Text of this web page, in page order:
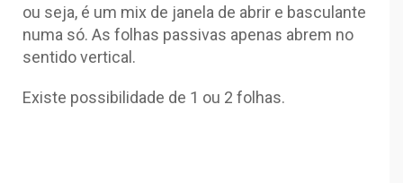
ou seja, é um mix de janela de abrir e basculante
numa só. As folhas passivas apenas abrem no
sentido vertical.
Existe possibilidade de 1 ou 2 folhas.